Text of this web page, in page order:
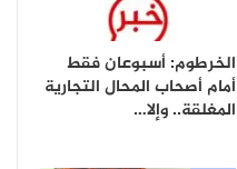
الخرطوم: أسبوعان فقط
أمام أصحاب المحال التجارية
المغلقة.. وإلا…